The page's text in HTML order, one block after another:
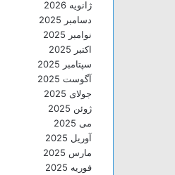
ژانویه 2026
دسامبر 2025
نوامبر 2025
اکتبر 2025
سپتامبر 2025
آگوست 2025
جولای 2025
ژوئن 2025
می 2025
آوریل 2025
مارس 2025
فوریه 2025